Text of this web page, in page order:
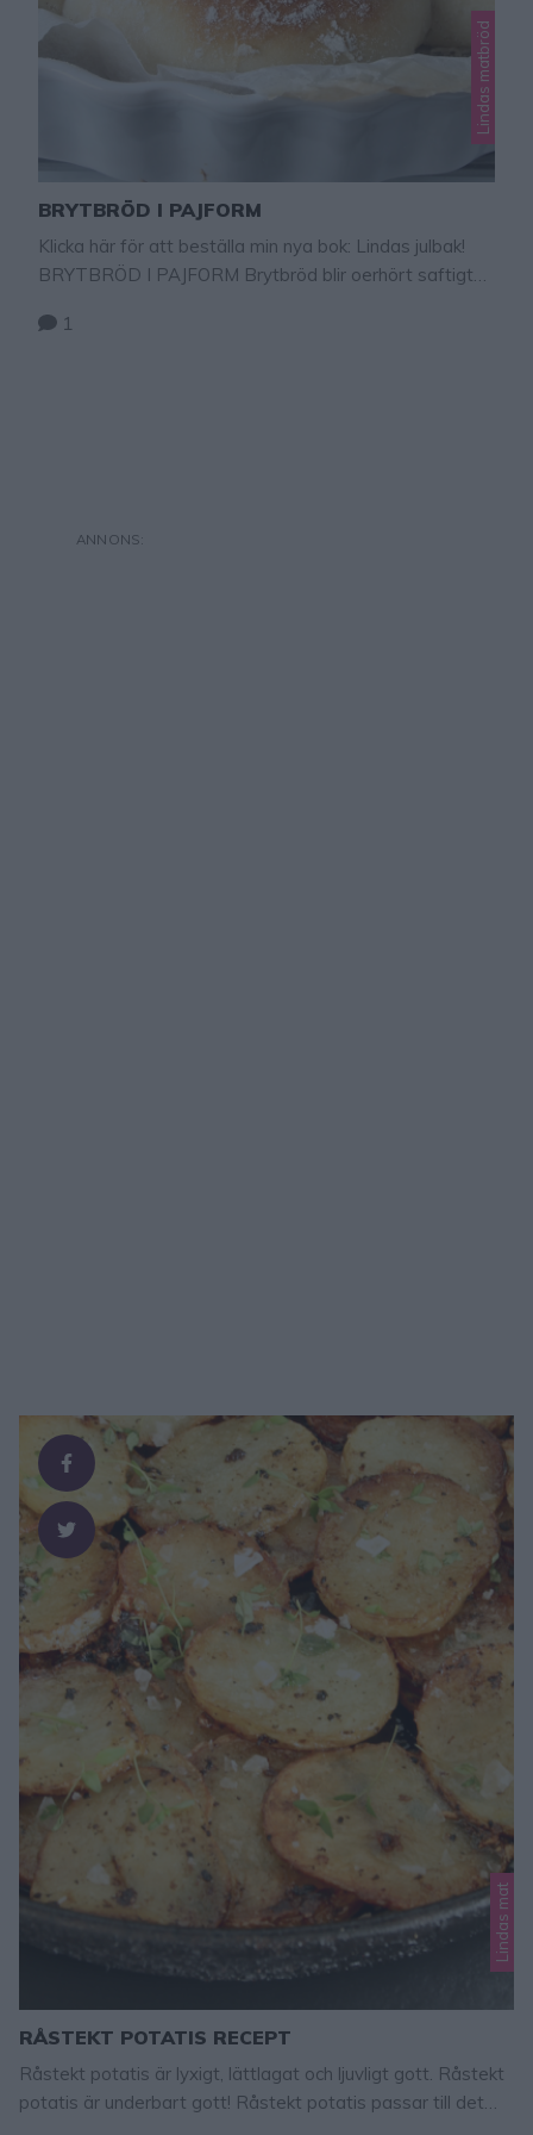
Lindas matbröd
BRYTBRÖD I PAJFORM
Klicka här för att beställa min nya bok: Lindas julbak!
BRYTBRÖD I PAJFORM Brytbröd blir oerhört saftigt
ditt brytbröd och njut av det saftiga, mjuka brödet till
1
Lindas mat
RÅSTEKT POTATIS RECEPT
Råstekt potatis är lyxigt, lättlagat och ljuvligt gott. Råstekt
potatis är underbart gott! Råstekt potatis passar till det